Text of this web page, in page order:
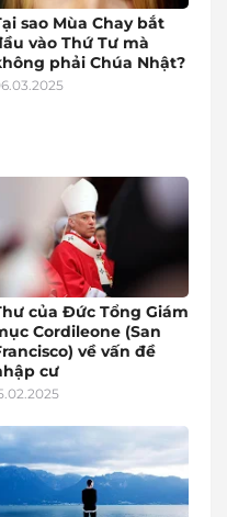
sao Mùa Chay bắt
vào Thứ Tư mà
phải Chúa Nhật?
của Đức Tổng Giám
Cordileone (San
về vấn đề
cư